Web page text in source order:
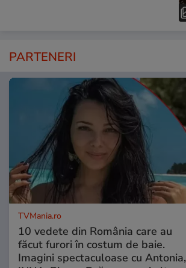
PARTENERI
TVMania.ro
10 vedete din România care au
făcut furori în costum de baie.
Imagini spectaculoase cu Antonia,